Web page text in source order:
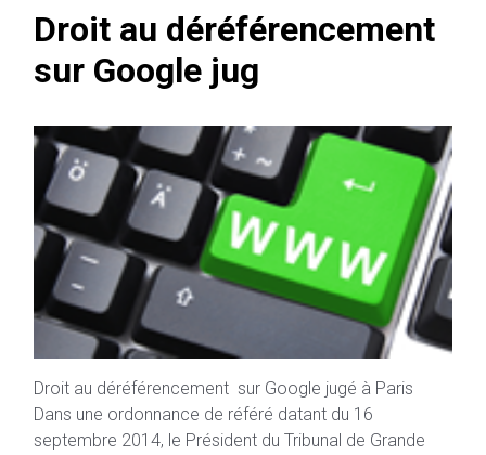
Droit au déréférencement
sur Google jug
Droit au déréférencement sur Google jugé à Paris
Dans une ordonnance de référé datant du 16
septembre 2014, le Président du Tribunal de Grande